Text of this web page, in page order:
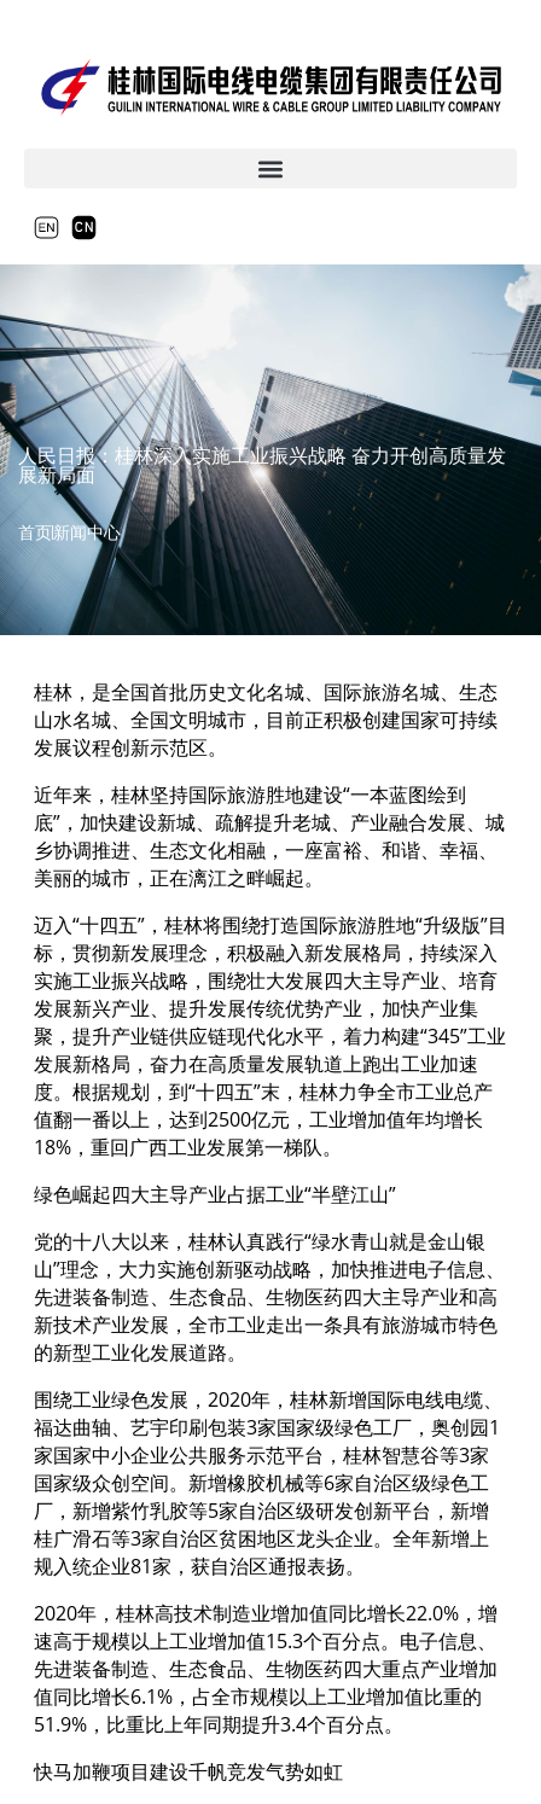
人民日报：桂林深入实施工业振兴战略 奋力开创高质量发
展新局面
首页新闻中心
桂林，是全国首批历史文化名城、国际旅游名城、生态
山水名城、全国文明城市，目前正积极创建国家可持续
发展议程创新示范区。
近年来，桂林坚持国际旅游胜地建设“一本蓝图绘到
底”，加快建设新城、疏解提升老城、产业融合发展、城
乡协调推进、生态文化相融，一座富裕、和谐、幸福、
美丽的城市，正在漓江之畔崛起。
迈入“十四五”，桂林将围绕打造国际旅游胜地“升级版”目
标，贯彻新发展理念，积极融入新发展格局，持续深入
实施工业振兴战略，围绕壮大发展四大主导产业、培育
发展新兴产业、提升发展传统优势产业，加快产业集
聚，提升产业链供应链现代化水平，着力构建“345”工业
发展新格局，奋力在高质量发展轨道上跑出工业加速
度。根据规划，到“十四五”末，桂林力争全市工业总产
值翻一番以上，达到2500亿元，工业增加值年均增长
18%，重回广西工业发展第一梯队。
绿色崛起四大主导产业占据工业“半壁江山”
党的十八大以来，桂林认真践行“绿水青山就是金山银
山”理念，大力实施创新驱动战略，加快推进电子信息、
先进装备制造、生态食品、生物医药四大主导产业和高
新技术产业发展，全市工业走出一条具有旅游城市特色
的新型工业化发展道路。
围绕工业绿色发展，2020年，桂林新增国际电线电缆、
福达曲轴、艺宇印刷包装3家国家级绿色工厂，奥创园1
家国家中小企业公共服务示范平台，桂林智慧谷等3家
国家级众创空间。新增橡胶机械等6家自治区级绿色工
厂，新增紫竹乳胶等5家自治区级研发创新平台，新增
桂广滑石等3家自治区贫困地区龙头企业。全年新增上
规入统企业81家，获自治区通报表扬。
2020年，桂林高技术制造业增加值同比增长22.0%，增
速高于规模以上工业增加值15.3个百分点。电子信息、
先进装备制造、生态食品、生物医药四大重点产业增加
值同比增长6.1%，占全市规模以上工业增加值比重的
51.9%，比重比上年同期提升3.4个百分点。
快马加鞭项目建设千帆竞发气势如虹